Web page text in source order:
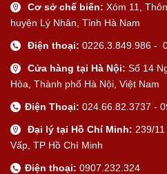
Cơ sở chế biến: Xóm 11,
huyện Lý Nhân, Tỉnh Hà Nam
Điện thoại: 0226.3.849.986 -
Cửa hàng tại Hà Nội: Số 14
Hòa, Thành phố Hà Nội, Việt Nam
Điện Thoại: 024.66.82.3737 -
Đại lý tại Hồ Chí Minh: 239/
Vấp, TP Hồ Chí Minh
Điện thoại: 0907.232.324